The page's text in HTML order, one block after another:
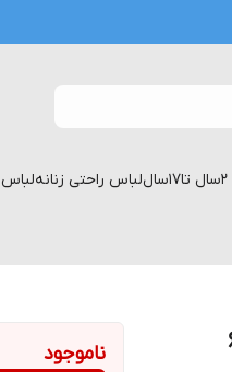
لباس راحتی زنانه
ناموجود